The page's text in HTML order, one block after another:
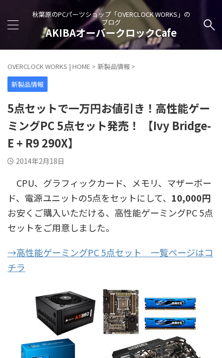
秋葉原のPCパーツショップ「OVERCLOCK WORKS」の
ブログ
AKIBAオーバークロックCafe
OVERCLOCK WORKS | HOME > 新製品情報 >
新製品情報
5点セットで一万円お値引き！高性能ゲー
ミングPC 5点セット発売！ 【Ivy Bridge-
E + R9 290X】
2014年2月18日
CPU、グラフィックカード、メモリ、マザーボー
ド、電源ユニットの5点をセットにして、 10,000円
お安くご購入いただける、高性能ゲーミングPC 5点
セットをご用意しました。
→高性能ゲーミングPC 5点セット 一覧ページはコ
チラ